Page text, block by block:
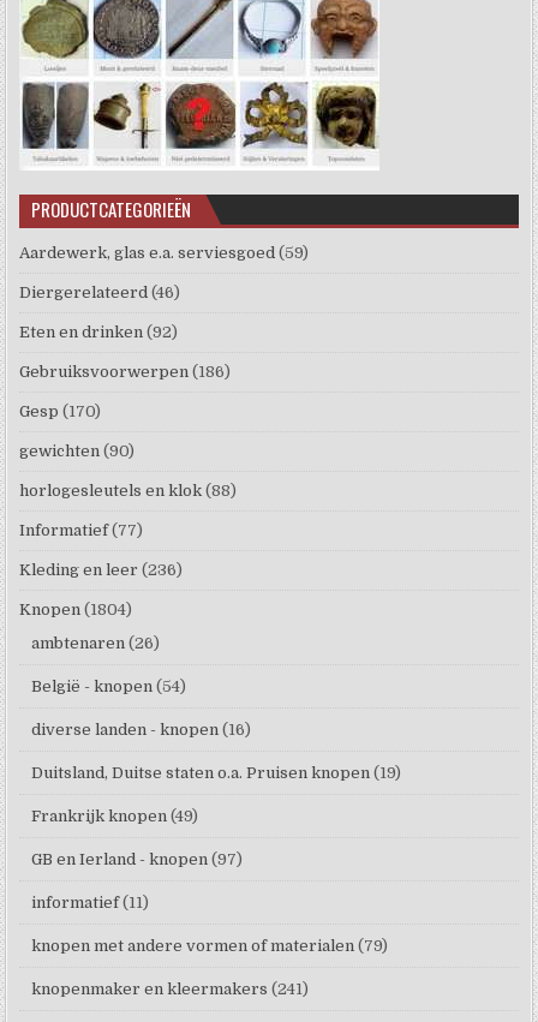
PRODUCTCATEGORIEËN
Aardewerk, glas e.a. serviesgoed (59)
Diergerelateerd (46)
Eten en drinken (92)
Gebruiksvoorwerpen (186)
Gesp (170)
gewichten (90)
horlogesleutels en klok (88)
Informatief (77)
Kleding en leer (236)
Knopen (1804)
ambtenaren (26)
België - knopen (54)
diverse landen - knopen (16)
Duitsland, Duitse staten o.a. Pruisen knopen (19)
Frankrijk knopen (49)
GB en Ierland - knopen (97)
informatief (11)
knopen met andere vormen of materialen (79)
knopenmaker en kleermakers (241)